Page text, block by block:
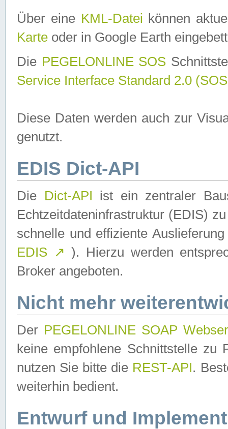
Über eine KML-Datei können
Karte oder in Google Earth
Die PEGELONLINE SOS
Service Interface Standard 2.0
Diese Daten werden auch zur
genutzt.
EDIS Dict-API
Die Dict-API ist ein zentraler
Echtzeitdateninfrastruktur (EDIS)
schnelle und effiziente
EDIS ↗ ). Hierzu werden
Broker angeboten.
Nicht mehr
Der PEGELONLINE SOAP
keine empfohlene Schnittstelle zu
nutzen Sie bitte die REST-API.
weiterhin bedient.
Entwurf und